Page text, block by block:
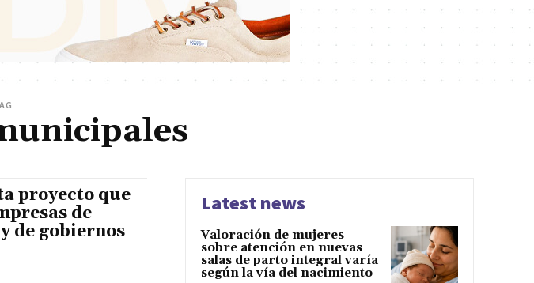
proyecto que
de
de gobiernos
Latest news
Valoración de mujeres
sobre atención en nuevas
salas de parto integral varía
según la vía del nacimiento